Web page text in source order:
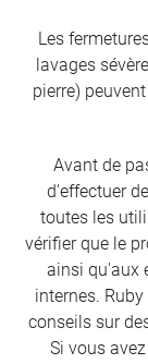
Les
lavages
pierre)
Avant de
d'effectuer
toutes les
vérifier que le
ainsi qu'aux
internes.
conseils sur
Si vous